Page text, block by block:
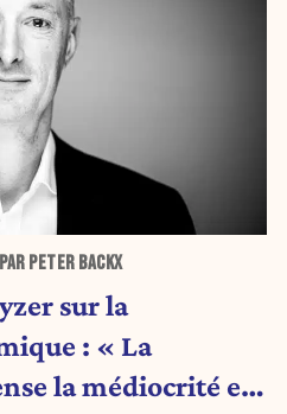
PETER BACKX
sur la
: « La
la médiocrité et